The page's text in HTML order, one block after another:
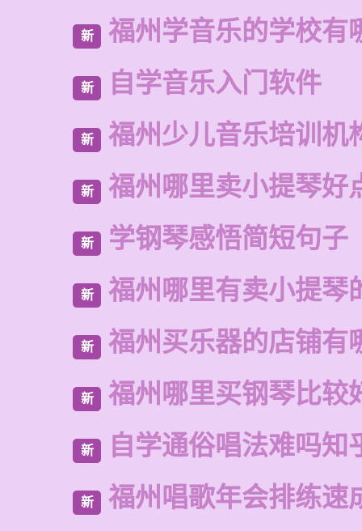
新 福州学音乐的学校有
新 自学音乐入门软件
新 福州少儿音乐培训机
新 福州哪里卖小提琴好
新 学钢琴感悟简短句子
新 福州哪里有卖小提琴
新 福州买乐器的店铺有
新 福州哪里买钢琴比较
新 自学通俗唱法难吗知
新 福州唱歌年会排练速